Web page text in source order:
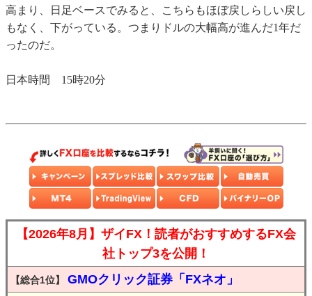
高まり、日足ベースでみると、こちらもほぼ戻しらしい戻し
もなく、下がっている。つまりドルの大幅高が進んだ1年だ
ったのだ。
日本時間 15時20分
【2026年8月】ザイFX！読者がおすすめするFX会
社トップ3を公開！
【総合1位】 GMOクリック証券「FXネオ」